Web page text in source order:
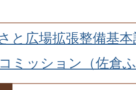
と広場拡張整備基
ミッション（佐倉